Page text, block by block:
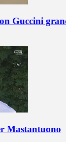
Guccini
Mastantuono